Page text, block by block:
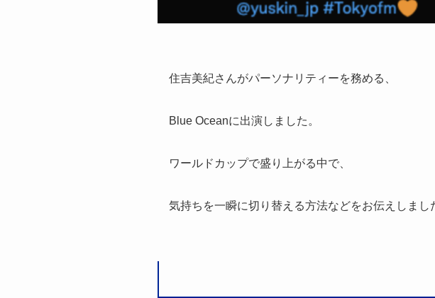
住吉美紀さんがパーソナリティーを務める、
Blue Oceanに出演しました。
ワールドカップで盛り上がる中で、
気持ちを一瞬に切り替える方法などをお伝えしまし